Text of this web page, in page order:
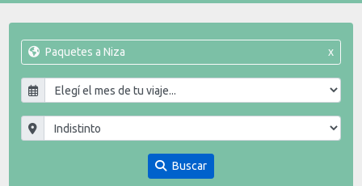
Paquetes a Niza x
Buscar